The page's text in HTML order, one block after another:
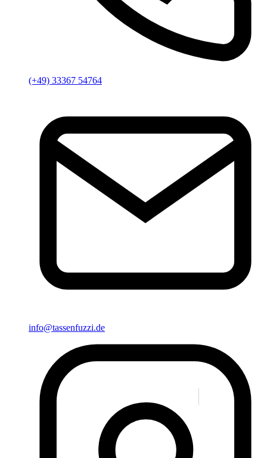
(+49) 33367 54764
info@tassenfuzzi.de